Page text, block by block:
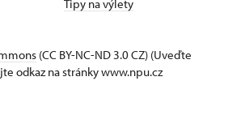
Tipy na výlety
(CC BY-NC-ND 3.0 CZ) (Uveďte
odkaz na stránky www.npu.cz